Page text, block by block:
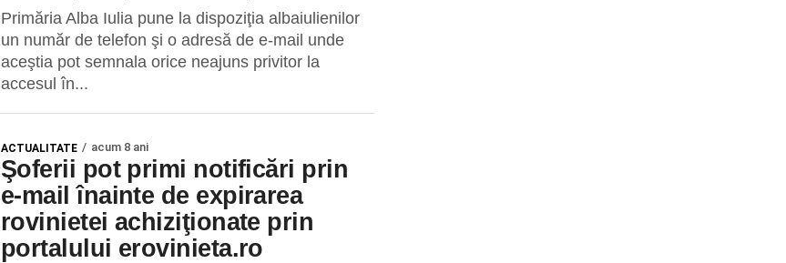
Primăria Alba Iulia pune la dispoziţia albaiulienilor
un număr de telefon şi o adresă de e-mail unde
aceştia pot semnala orice neajuns privitor la
accesul în...
ACTUALITATE acum 8 ani
Şoferii pot primi notificări prin
e-mail înainte de expirarea
rovinietei achiziţionate prin
portalului erovinieta.ro